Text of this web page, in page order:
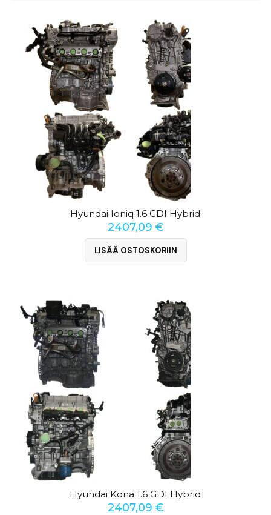
Hyundai Ioniq 1.6 GDI Hybrid
2407,09 €
LISÄÄ OSTOSKORIIN
Hyundai Kona 1.6 GDI Hybrid
2407,09 €